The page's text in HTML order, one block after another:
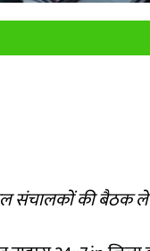
की बैठक